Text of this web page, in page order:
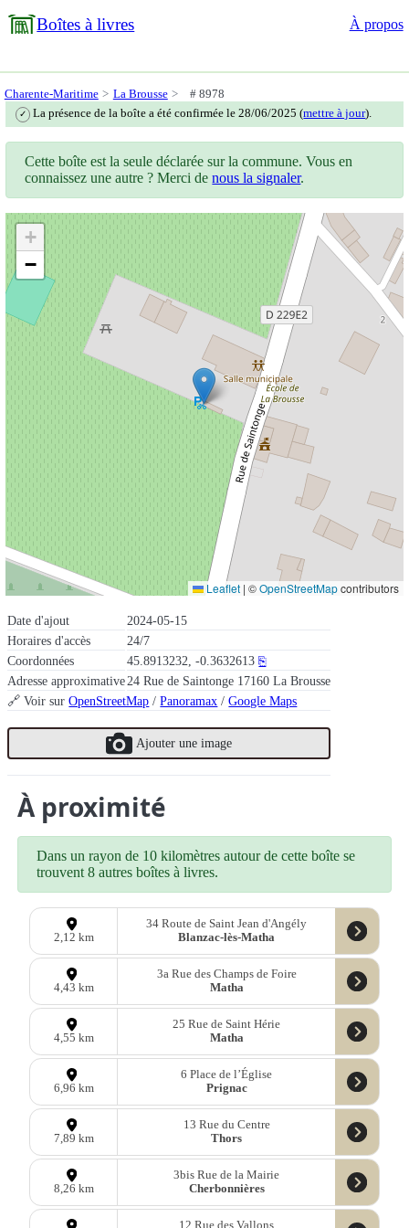
Boîtes à livres À propos
Charente-Maritime La Brousse # 8978
✓ La présence de la boîte a été confirmée le 28/06/2025 (mettre à jour).
Date d'ajout
2024-05-15
Horaires d'accès
24/7
Coordonnées
45.8913232, -0.3632613 ⎘
Adresse approximative24 Rue de Saintonge 17160 La Brousse
🔗 Voir surOpenStreetMap /Panoramax /Google Maps
Ajouter une image
Cette boîte est la seule déclarée sur la commune. Vous en
connaissez une autre ? Merci denous la signaler.
+
−
Leaflet | ©OpenStreetMapcontributors
À proximité
Dans un rayon de 10 kilomètres autour de cette boîte se
trouvent 8 autres boîtes à livres.
2,12 km
34 Route de Saint Jean d'Angély
Blanzac-lès-Matha
4,43 km
3a Rue des Champs de Foire
Matha
4,55 km
25 Rue de Saint Hérie
Matha
6,96 km
6 Place de l’Église
Prignac
7,89 km
13 Rue du Centre
Thors
8,26 km
3bis Rue de la Mairie
Cherbonnières
12 Rue des Vallons